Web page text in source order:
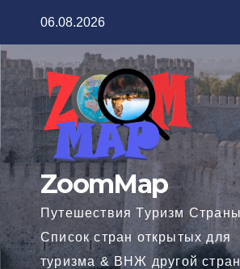
содержимому
06.08.2026
ZoomMap
Путешествия Туризм
Список стран открытых для
туризма & ВНЖ другой